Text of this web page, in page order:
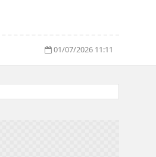
01/07/2026 11:11